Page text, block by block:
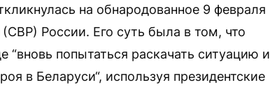
на обнародованное 9 февраля
России. Его суть была в том, что
“вновь попытаться раскачать ситуацию и
в Беларуси“, используя президентские